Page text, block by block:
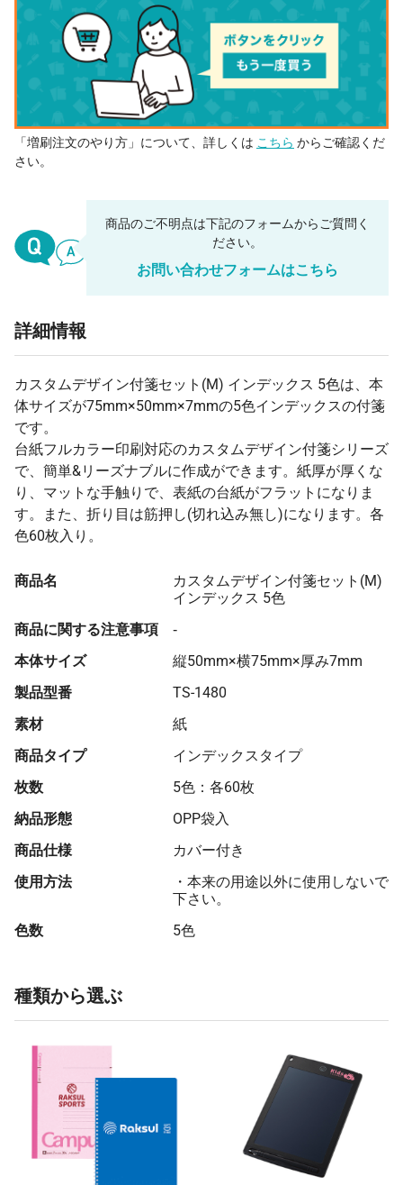
「増刷注文のやり方」について、詳しくは こちら からご確認くだ
さい。
商品のご不明点は下記のフォームからご質問く
ださい。
お問い合わせフォームはこちら
詳細情報
カスタムデザイン付箋セット(M) インデックス 5色は、本
体サイズが75mm×50mm×7mmの5色インデックスの付箋
です。
台紙フルカラー印刷対応のカスタムデザイン付箋シリーズ
で、簡単&リーズナブルに作成ができます。紙厚が厚くな
り、マットな手触りで、表紙の台紙がフラットになりま
す。また、折り目は筋押し(切れ込み無し)になります。各
色60枚入り。
商品名
カスタムデザイン付箋セット(M)
インデックス 5色
商品に関する注意事項
‐
本体サイズ
縦50mm×横75mm×厚み7mm
製品型番
TS-1480
素材
紙
商品タイプ
インデックスタイプ
枚数
5色：各60枚
納品形態
OPP袋入
商品仕様
カバー付き
使用方法
・本来の用途以外に使用しないで
下さい。
色数
5色
種類から選ぶ